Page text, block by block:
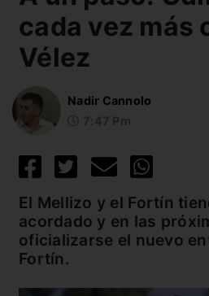
cada vez más
Vélez
Nadir Cannolo
El Mellizo y el Fortín
acordado y en las
oficializarse el nuevo
Fortín.